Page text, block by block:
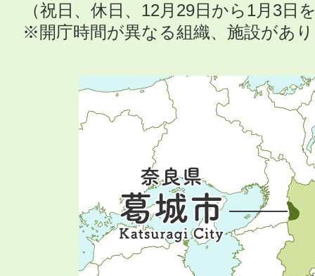
（祝日、休日、12月29日から1月3日
※開庁時間が異なる組織、施設があ